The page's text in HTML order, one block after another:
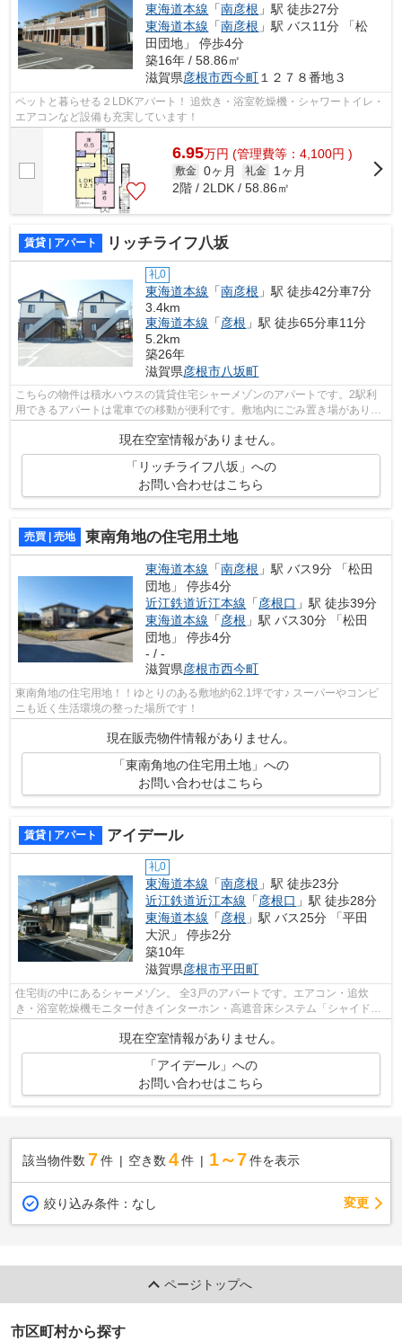
東海道本線 「南彦根 」駅 徒歩27分
東海道本線 「南彦根 」駅 バス11分 「松
田団地」 停歩4分
築16年 / 58.86㎡
滋賀県彦根市西今町 １２７８番地３
ペットと暮らせる２LDKアパート！ 追炊き・浴室乾燥機・シャワートイレ・
エアコンなど設備も充実しています！
6.95万円 (管理費等：4,100円 )
敷金 0ヶ月 礼金
1ヶ月
2階 / 2LDK / 58.86㎡
賃貸 | アパート リッチライフ八坂
礼0
東海道本線 「南彦根 」駅 徒歩42分車7分
3.4km
東海道本線 「彦根 」駅 徒歩65分車11分
5.2km
築26年
滋賀県彦根市八坂町
こちらの物件は積水ハウスの賃貸住宅シャーメゾンのアパートです。2駅利
用できるアパートは電車での移動が便利です。敷地内にごみ置き場がありま
現在空室情報がありません。
「リッチライフ八坂」への
お問い合わせはこちら
売買 | 売地 東南角地の住宅用土地
東海道本線 「南彦根 」駅 バス9分 「松田
団地」 停歩4分
近江鉄道近江本線 「彦根口 」駅 徒歩39分
東海道本線 「彦根 」駅 バス30分 「松田
団地」 停歩4分
- / -
滋賀県彦根市西今町
東南角地の住宅用地！！ゆとりのある敷地約62.1坪です♪ スーパーやコンビ
ニも近く生活環境の整った場所です！
現在販売物件情報がありません。
「東南角地の住宅用土地」への
お問い合わせはこちら
賃貸 | アパート アイデール
礼0
東海道本線 「南彦根 」駅 徒歩23分
近江鉄道近江本線 「彦根口 」駅 徒歩28分
東海道本線 「彦根 」駅 バス25分 「平田
大沢」 停歩2分
築10年
滋賀県彦根市平田町
住宅街の中にあるシャーメゾン。 全3戸のアパートです。エアコン・追炊
き・浴室乾燥機モニター付きインターホン・高遮音床システム「シャイド
55」・システムキッチン・しゃねつ断熱複...
現在空室情報がありません。
「アイデール」への
お問い合わせはこちら
該当物件数 7件 空き数 4 件 1～7 件を表示
絞り込み条件： なし 変更
ページトップへ
市区町村から探す